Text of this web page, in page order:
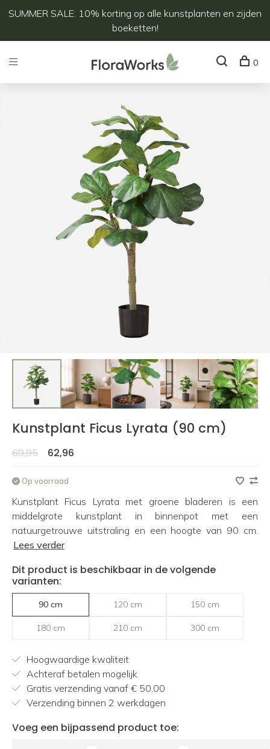
SUMMER SALE: 10% korting op alle kunstplanten en zijden
boeketten!
0
Kunstplant Ficus Lyrata (90 cm)
69,95 62,96
Op voorraad
Kunstplant Ficus Lyrata met groene bladeren is een
middelgrote kunstplant in binnenpot met een
natuurgetrouwe uitstraling en een hoogte van 90 cm.
Lees verder
Dit product is beschikbaar in de volgende
varianten:
90 cm 120 cm 150 cm
180 cm 210 cm 300 cm
Hoogwaardige kwaliteit
Achteraf betalen mogelijk
Gratis verzending vanaf € 50,00
Verzending binnen 2 werkdagen
Voeg een bijpassend product toe: